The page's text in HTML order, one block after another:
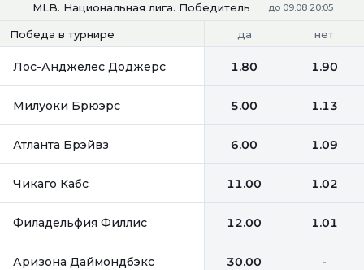
MLB. Национальная лига. Победитель до 09.08 20:05
Победа в турнире да нет
Лос-Анджелес Доджерс 1.80 1.90
Милуоки Брюэрс 5.00 1.13
Атланта Брэйвз 6.00 1.09
Чикаго Кабс 11.00 1.02
Филадельфия Филлис 12.00 1.01
Аризона Даймондбэкс 30.00 -